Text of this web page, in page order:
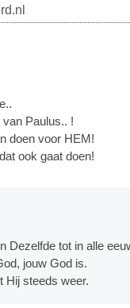
Paulus.. !
doen voor HEM!
ook gaat doen!
Dezelfde tot in alle
jouw God is.
Hij steeds weer.